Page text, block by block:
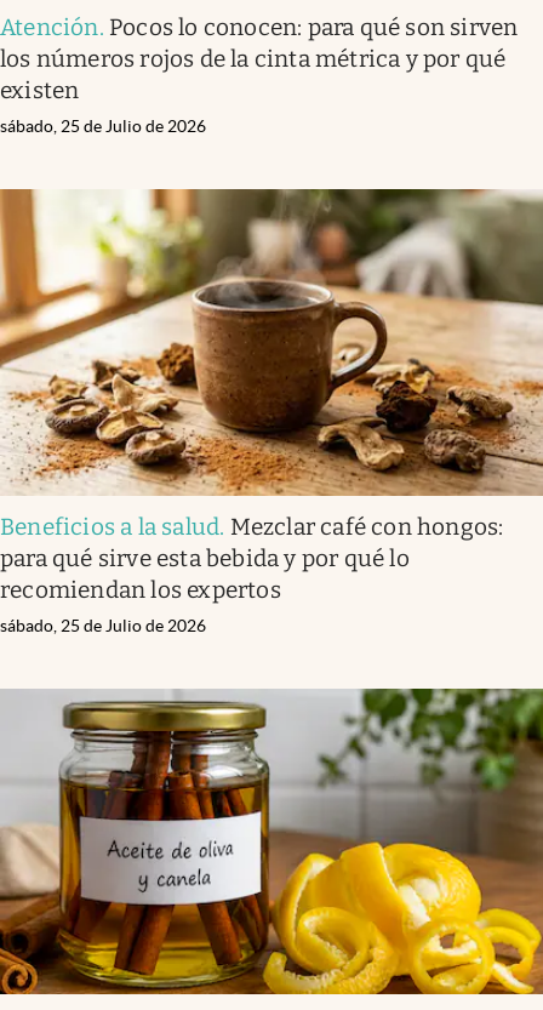
Atención. Pocos lo conocen: para qué son sirven
los números rojos de la cinta métrica y por qué
existen
sábado, 25 de Julio de 2026
Beneficios a la salud. Mezclar café con hongos:
para qué sirve esta bebida y por qué lo
recomiendan los expertos
sábado, 25 de Julio de 2026